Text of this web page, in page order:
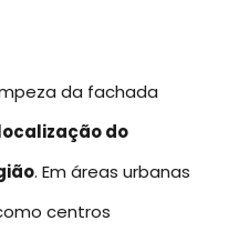
da fachada
do
. Em áreas urbanas
centros